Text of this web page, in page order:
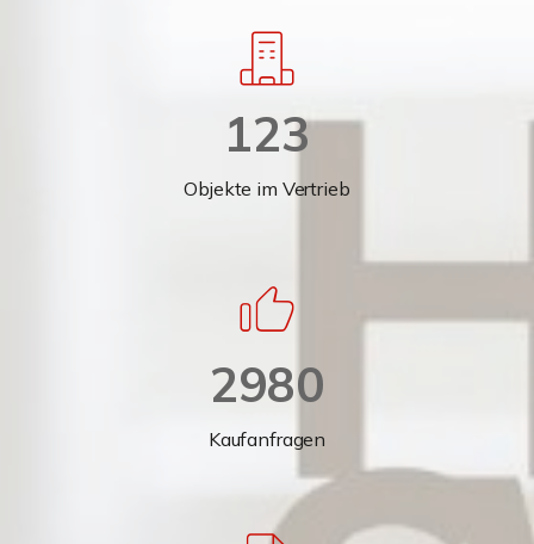
123
Objekte im Vertrieb
2980
Kaufanfragen